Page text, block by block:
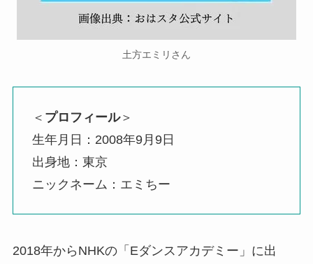
土方エミリさん
＜ プロフィール＞
生年月日：2008年9月9日
出身地：東京
ニックネーム：エミちー
2018年からNHKの「Eダンスアカデミー」に出